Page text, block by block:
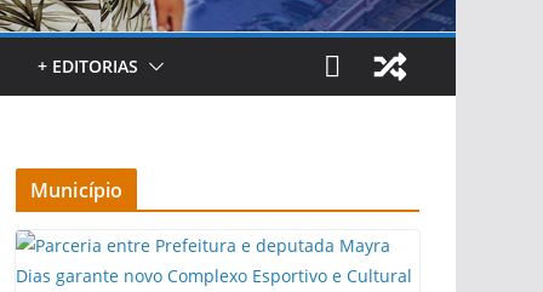
+ EDITORIAS
Município